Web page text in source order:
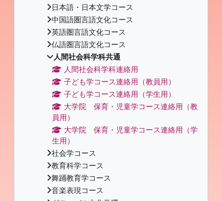
日本語・日本文学コース
中国語圏言語文化コース
英語圏言語文化コース
仏語圏言語文化コース
人間社会科学科共通
人間社会科学科連絡用
子ども学コース連絡用（教員用）
子ども学コース連絡用（学生用）
大学院 保育・児童学コース連絡用（教
員用）
大学院 保育・児童学コース連絡用（学
生用）
社会学コース
教育科学コース
舞踊教育学コース
音楽表現コース